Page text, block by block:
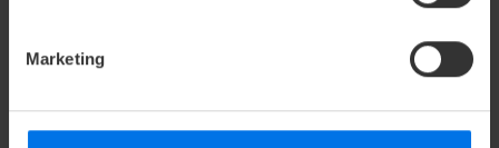
Marketing
KARRIERE
Werden Sie Teil unseres Teams und starten Sie Ihre